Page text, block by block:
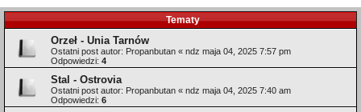
Tematy
Orzeł - Unia Tarnów
Ostatni post autor: Propanbutan « ndz maja 04, 2025 7:57 pm
Odpowiedzi: 4
Stal - Ostrovia
Ostatni post autor: Propanbutan « ndz maja 04, 2025 7:40 am
Odpowiedzi: 6